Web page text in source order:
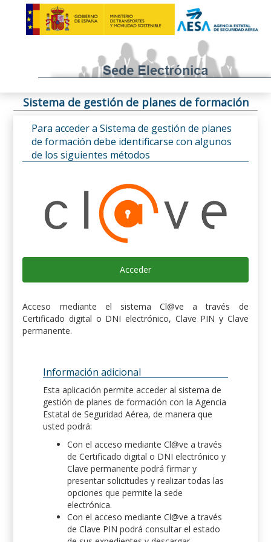
Sistema de gestión de planes de formación
Para acceder a Sistema de gestión de planes
de formación debe identificarse con algunos
de los siguientes métodos
Acceder
Acceso mediante el sistema Cl@ve a través de
Certificado digital o DNI electrónico, Clave PIN y Clave
permanente.
Información adicional
Esta aplicación permite acceder al sistema de
gestión de planes de formación con la Agencia
Estatal de Seguridad Aérea, de manera que
usted podrá:
Con el acceso mediante Cl@ve a través
de Certificado digital o DNI electrónico y
Clave permanente podrá firmar y
presentar solicitudes y realizar todas las
opciones que permite la sede
electrónica.
Con el acceso mediante Cl@ve a través
de Clave PIN podrá consultar el estado